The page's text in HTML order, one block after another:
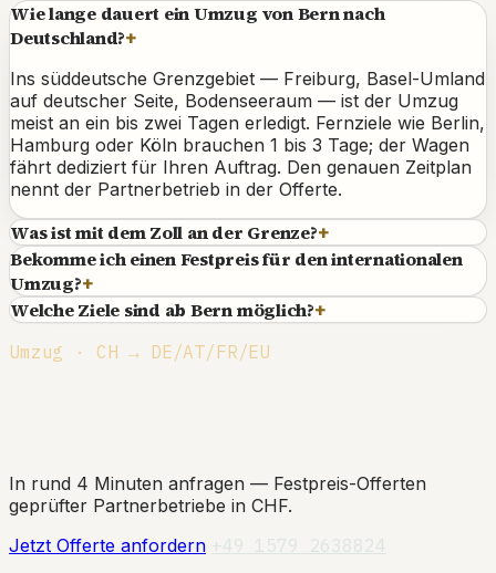
Wie lange dauert ein Umzug von Bern nach
Deutschland?+
Ins süddeutsche Grenzgebiet — Freiburg, Basel-Umland
auf deutscher Seite, Bodenseeraum — ist der Umzug
meist an ein bis zwei Tagen erledigt. Fernziele wie Berlin,
Hamburg oder Köln brauchen 1 bis 3 Tage; der Wagen
fährt dediziert für Ihren Auftrag. Den genauen Zeitplan
nennt der Partnerbetrieb in der Offerte.
Was ist mit dem Zoll an der Grenze?+
Bekomme ich einen Festpreis für den internationalen
Umzug?+
Welche Ziele sind ab Bern möglich?+
Umzug · CH → DE/AT/FR/EU
In rund 4 Minuten anfragen — Festpreis-Offerten
geprüfter Partnerbetriebe in CHF.
Jetzt Offerte anfordern +49 1579 2638824